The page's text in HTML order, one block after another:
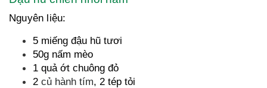
Nguyên liệu:
5 miếng đậu hũ tươi
50g nấm mèo
1 quả ớt chuông đỏ
2 củ hành tím, 2 tép tỏi